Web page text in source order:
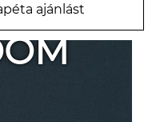
ajánlást